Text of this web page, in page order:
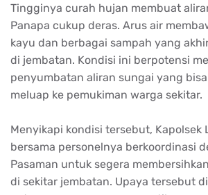
Tingginya curah hujan membuat
Panapa cukup deras. Arus air
kayu dan berbagai sampah yang
di jembatan. Kondisi ini berpotensi
penyumbatan aliran sungai yang
meluap ke pemukiman warga sekitar.
Menyikapi kondisi tersebut, Kapolsek
bersama personelnya berkoordinasi
Pasaman untuk segera
di sekitar jembatan. Upaya tersebut